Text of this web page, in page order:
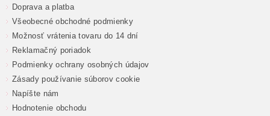
Doprava a platba
Všeobecné obchodné podmienky
Možnosť vrátenia tovaru do 14 dní
Reklamačný poriadok
Podmienky ochrany osobných údajov
Zásady používanie súborov cookie
Napíšte nám
Hodnotenie obchodu